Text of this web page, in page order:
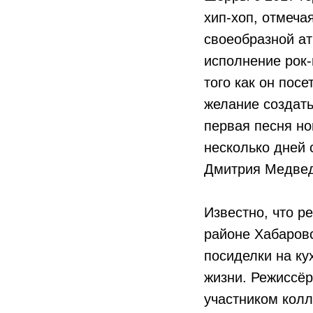
хип-хоп,
своеобразной
исполнение
того как он
желание
первая песня
несколько дней
Дмитрия
Известно, что
районе
посиделки на
жизни.
участником